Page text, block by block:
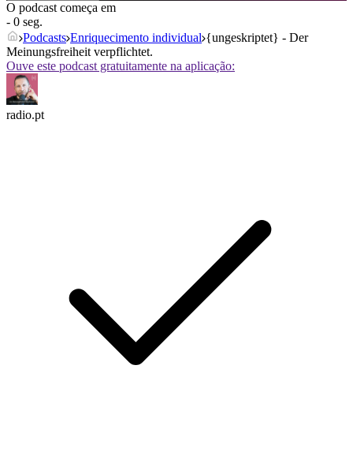
O podcast começa em
- 0 seg.
Podcasts Enriquecimento individual {ungeskriptet} - Der
Meinungsfreiheit verpflichtet.
Ouve este podcast gratuitamente na aplicação:
radio.pt